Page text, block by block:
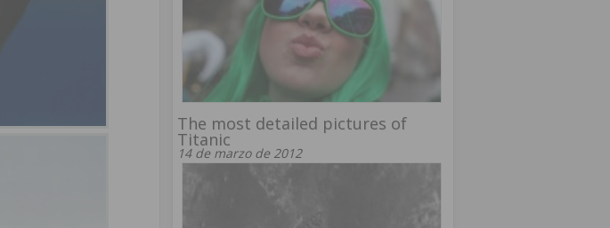
The most detailed pictures of
Titanic
14 de marzo de 2012